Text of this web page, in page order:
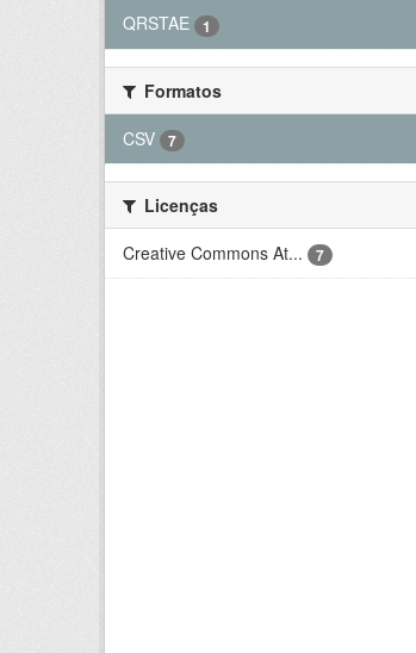
QRSTAE 1
Formatos
CSV
7
Licenças
Creative Commons At...
7